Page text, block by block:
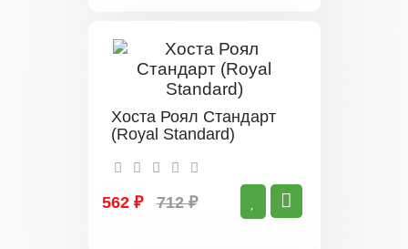
Хоста Роял Стандарт
(Royal Standard)
562 ₽ 712 ₽